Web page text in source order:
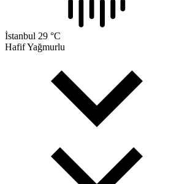
İstanbul 29 °C
Hafif Yağmurlu